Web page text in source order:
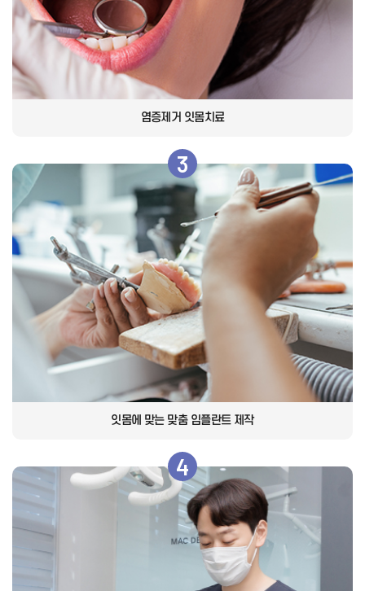
염증제거 잇몸치료
3
잇몸에 맞는 맞춤 임플란트 제작
4